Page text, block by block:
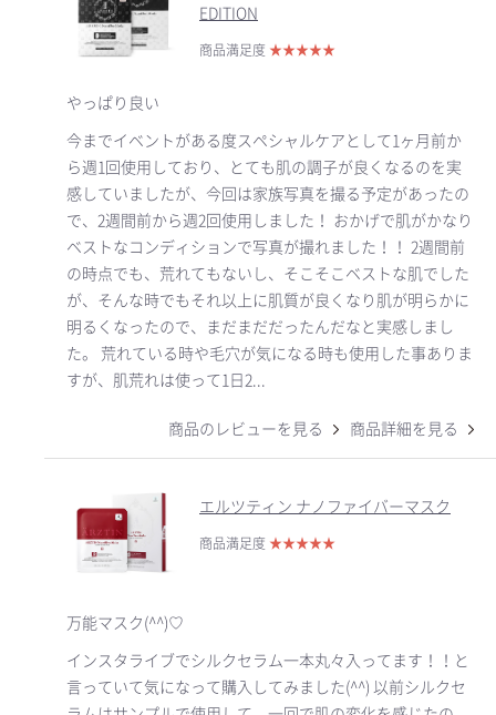
EDITION
商品満足度 ★★★★★
やっぱり良い
今までイベントがある度スペシャルケアとして1ヶ月前か
ら週1回使用しており、とても肌の調子が良くなるのを実
感していましたが、今回は家族写真を撮る予定があったの
で、2週間前から週2回使用しました！ おかげで肌がかなり
ベストなコンディションで写真が撮れました！！ 2週間前
の時点でも、荒れてもないし、そこそこベストな肌でした
が、そんな時でもそれ以上に肌質が良くなり肌が明らかに
明るくなったので、まだまだだったんだなと実感しまし
た。 荒れている時や毛穴が気になる時も使用した事ありま
すが、肌荒れは使って1日2...
商品のレビューを見る 商品詳細を見る
エルツティン ナノファイバーマスク
商品満足度 ★★★★★
万能マスク(^^)♡
インスタライブでシルクセラム一本丸々入ってます！！と
言っていて気になって購入してみました(^^) 以前シルクセ